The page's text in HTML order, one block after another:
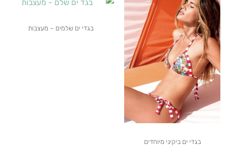
בגדי ים ביקיני מיוחדים
בגדי ים שלמים – מעצבות